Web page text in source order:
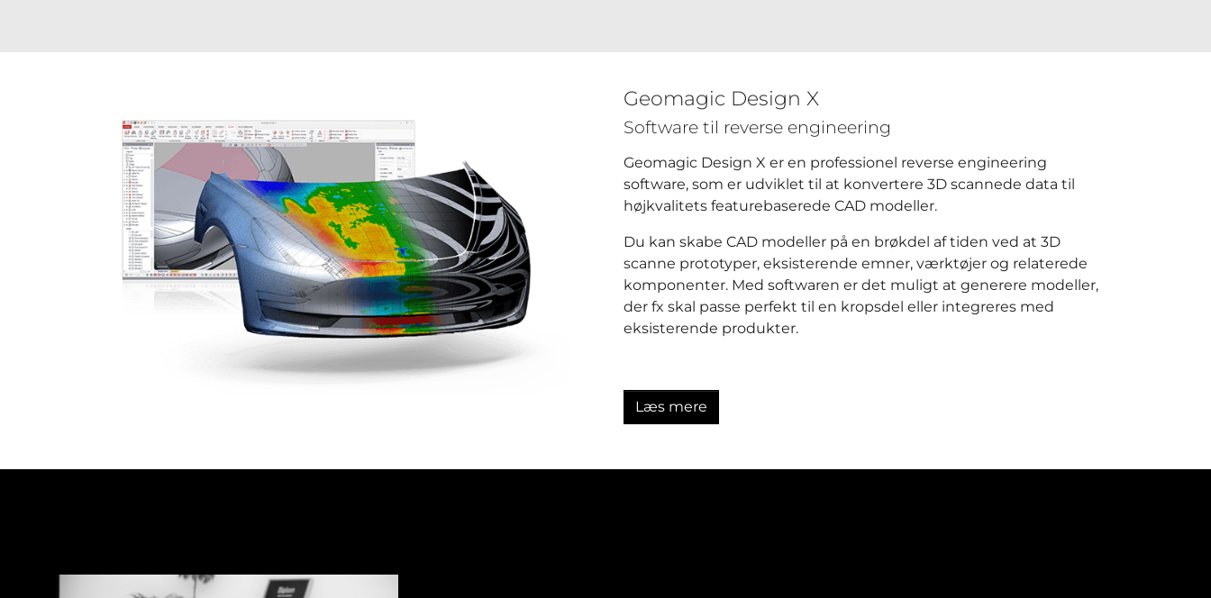
Geomagic Design X
Software til reverse engineering
Geomagic Design X er en professionel reverse engineering
software, som er udviklet til at konvertere 3D scannede data til
højkvalitets featurebaserede CAD modeller.
Du kan skabe CAD modeller på en brøkdel af tiden ved at 3D
scanne prototyper, eksisterende emner, værktøjer og relaterede
komponenter. Med softwaren er det muligt at generere modeller,
der fx skal passe perfekt til en kropsdel eller integreres med
eksisterende produkter.
Læs mere